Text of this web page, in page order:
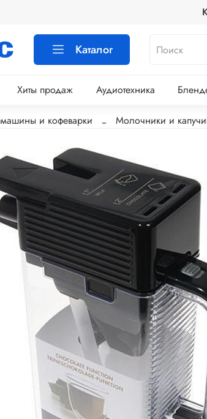
Каталог
Хиты продаж Аудиотехника
и кофеварки Молочники и